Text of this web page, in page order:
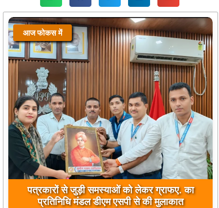
आज फोकस में
पत्रकारों से जुड़ी समस्याओं को लेकर ग्राफए. का
प्रतिनिधि मंडल डीएम एसपी से की मुलाकात